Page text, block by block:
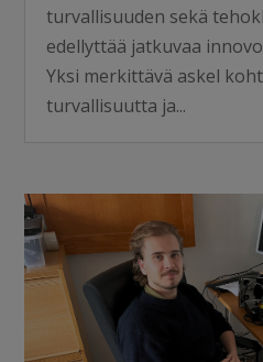
turvallisuuden sekä
edellyttää jatkuvaa
Yksi merkittävä askel
turvallisuutta ja...